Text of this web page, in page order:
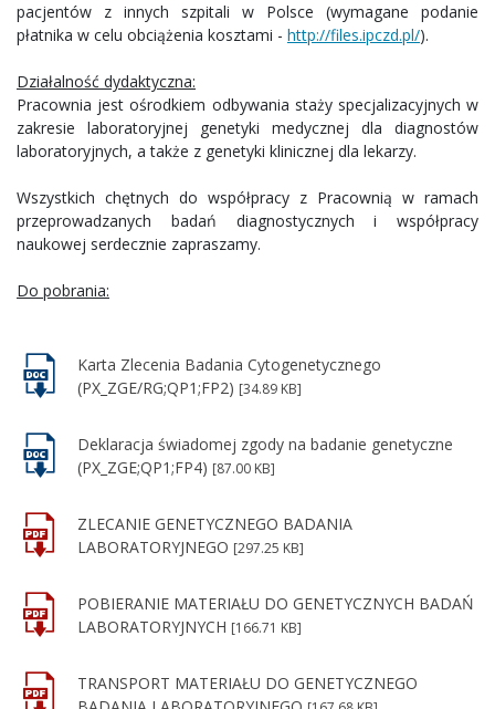
pacjentów z innych szpitali w Polsce (wymagane podanie
płatnika w celu obciążenia kosztami - http://files.ipczd.pl/).
Działalność dydaktyczna:
Pracownia jest ośrodkiem odbywania staży specjalizacyjnych w
zakresie laboratoryjnej genetyki medycznej dla diagnostów
laboratoryjnych, a także z genetyki klinicznej dla lekarzy.
Wszystkich chętnych do współpracy z Pracownią w ramach
przeprowadzanych badań diagnostycznych i współpracy
naukowej serdecznie zapraszamy.
Do pobrania:
Karta Zlecenia Badania Cytogenetycznego
(PX_ZGE/RG;QP1;FP2) [34.89 KB]
Deklaracja świadomej zgody na badanie genetyczne
(PX_ZGE;QP1;FP4) [87.00 KB]
ZLECANIE GENETYCZNEGO BADANIA
LABORATORYJNEGO [297.25 KB]
POBIERANIE MATERIAŁU DO GENETYCZNYCH BADAŃ
LABORATORYJNYCH [166.71 KB]
TRANSPORT MATERIAŁU DO GENETYCZNEGO